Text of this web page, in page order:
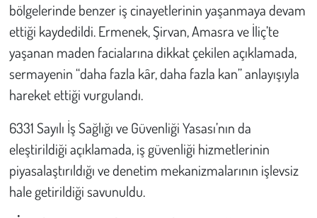
bölgelerinde benzer iş cinayetlerinin yaşanmaya devam
ettiği kaydedildi. Ermenek, Şirvan, Amasra ve İliç’te
yaşanan maden facialarına dikkat çekilen açıklamada,
sermayenin “daha fazla kâr, daha fazla kan” anlayışıyla
hareket ettiği vurgulandı.
6331 Sayılı İş Sağlığı ve Güvenliği Yasası’nın da
eleştirildiği açıklamada, iş güvenliği hizmetlerinin
piyasalaştırıldığı ve denetim mekanizmalarının işlevsiz
hale getirildiği savunuldu.